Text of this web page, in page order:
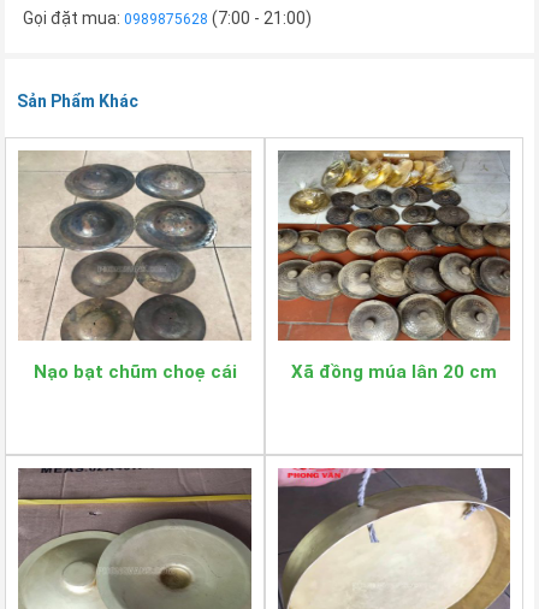
Gọi đặt mua:0989875628 (7:00 - 21:00)
Sản Phẩm Khác
Nạo bạt chũm choẹ cái Xã đồng múa lân 20 cm